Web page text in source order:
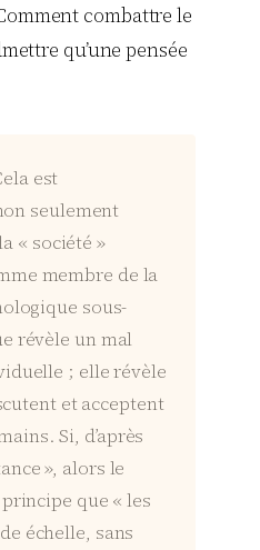
combattre le
qu’une pensée
est
seulement
« société »
membre de la
sous-
révèle un mal
; elle révèle
et acceptent
Si, d’après
», alors le
que « les
échelle, sans